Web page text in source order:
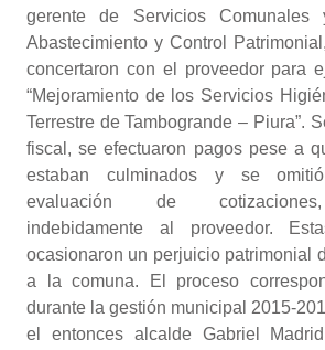
gerente de Servicios Comunales
Abastecimiento y Control
concertaron con el proveedor para
“Mejoramiento de los Servicios
Terrestre de Tambogrande – Piura”.
fiscal, se efectuaron pagos pese a
estaban culminados y se
evaluación de
indebidamente al proveedor.
ocasionaron un perjuicio patrimonial
a la comuna. El proceso
durante la gestión municipal 2015-
el entonces alcalde Gabriel